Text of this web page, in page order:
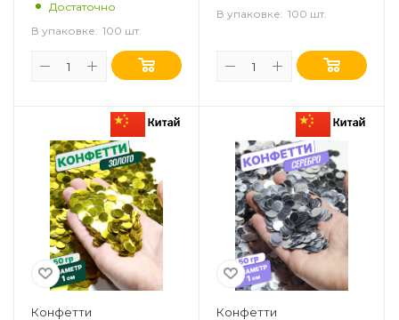
Достаточно
В упаковке: 100 шт.
В упаковке: 100 шт.
Конфетти
Конфетти